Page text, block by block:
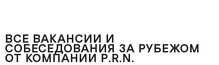
ВСЕ ВАКАНСИИ И
СОБЕСЕДОВАНИЯ ЗА РУБЕЖОМ
ОТ КОМПАНИИ P.R.N.